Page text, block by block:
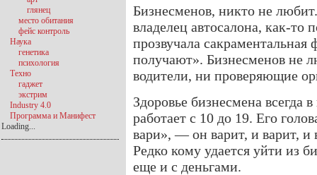
Бизнесменов, никто не
владелец автосалона, как-то
прозвучала
получают». Бизнесменов не
водители, ни проверяющие
Здоровье бизнесмена всегда
работает с 10 до 19. Его
вари», — он варит, и варит, и
Редко кому удается уйти из
еще и с деньгами.
глянец
место обитания
фейс контроль
Наука
генетика
психология
Техно
гаджет
экстрим
Industry 4.0
Программа и Манифест
Loading...